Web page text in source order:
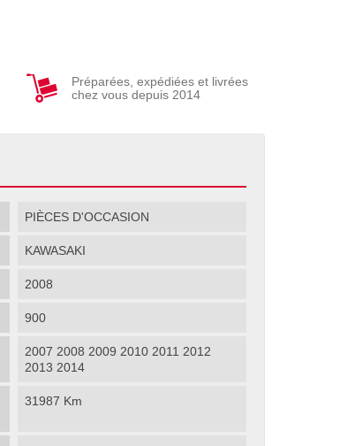
Préparées, expédiées et livrées
chez vous depuis 2014
PIÈCES D'OCCASION
KAWASAKI
2008
900
2007 2008 2009 2010 2011 2012
2013 2014
31987 Km